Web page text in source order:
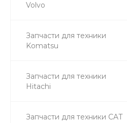
Volvo
Запчасти для техники
Komatsu
Запчасти для техники
Hitachi
Запчасти для техники CAT